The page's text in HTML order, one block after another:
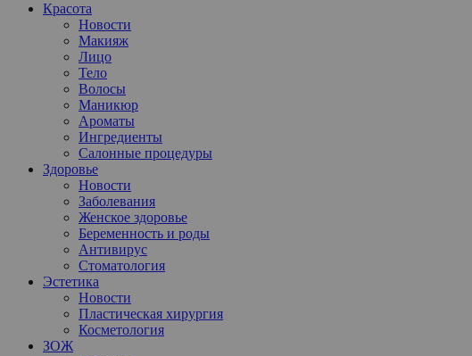
Красота
Новости
Макияж
Лицо
Тело
Волосы
Маникюр
Ароматы
Ингредиенты
Салонные процедуры
Здоровье
Новости
Заболевания
Женское здоровье
Беременность и роды
Антивирус
Стоматология
Эстетика
Новости
Пластическая хирургия
Косметология
ЗОЖ